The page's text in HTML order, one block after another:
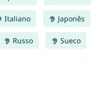
Italiano Japonês
Russo Sueco